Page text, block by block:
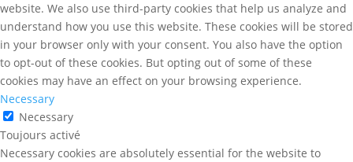
website. We also use third-party cookies that help us analyze and
understand how you use this website. These cookies will be stored
in your browser only with your consent. You also have the option
to opt-out of these cookies. But opting out of some of these
cookies may have an effect on your browsing experience.
Necessary
Necessary
Toujours activé
Necessary cookies are absolutely essential for the website to